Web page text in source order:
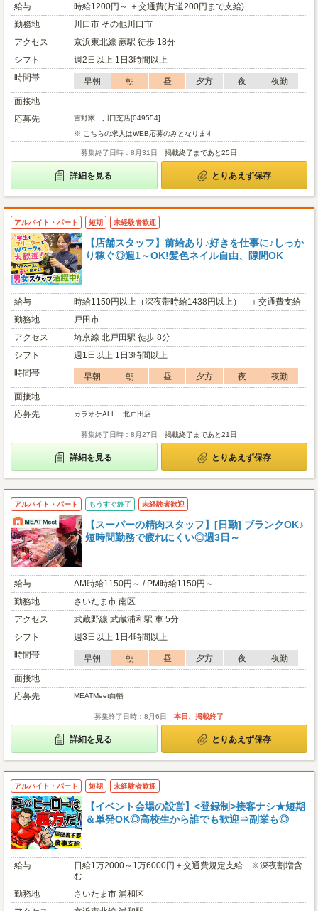
給与
時給1200円～ ＋交通費(片道200円まで支給)
勤務地
川口市 その他川口市
アクセス
京浜東北線 蕨駅 徒歩 18分
シフト
週2日以上 1日3時間以上
時間帯
早朝 朝 昼 夕方 夜
夜勤
面接地
応募先
吉野家 川口芝店[049554]
※ こちらの求人はWEB応募のみとなります
募集終了日時：8月31日 掲載終了まであと25日
詳細を見る とりあえず保存
アルバイト・パート 短期 未経験者歓迎
【店舗スタッフ】前給あり♪好きを仕事に♪しっか
り稼ぐ◎週1～OK!髪色ネイル自由、隙間OK
給与
時給1150円以上（深夜帯時給1438円以上） ＋交通費支給
勤務地
戸田市
アクセス
埼京線 北戸田駅 徒歩 8分
シフト
週1日以上 1日3時間以上
時間帯
早朝 朝 昼 夕方 夜
夜勤
面接地
応募先
カラオケALL 北戸田店
募集終了日時：8月27日 掲載終了まであと21日
詳細を見る とりあえず保存
アルバイト・パート もうすぐ終了 未経験者歓迎
【スーパーの精肉スタッフ】[日勤] ブランクOK♪
短時間勤務で疲れにくい◎週3日～
給与
AM時給1150円～ / PM時給1150円～
勤務地
さいたま市 南区
アクセス
武蔵野線 武蔵浦和駅 車 5分
シフト
週3日以上 1日4時間以上
時間帯
早朝 朝 昼 夕方 夜
夜勤
面接地
応募先
MEATMeet白幡
募集終了日時：8月6日 本日、掲載終了
詳細を見る とりあえず保存
アルバイト・パート 短期 未経験者歓迎
【イベント会場の設営】<登録制>接客ナシ★短期
＆単発OK◎高校生から誰でも歓迎⇒副業も◎
給与
日給1万2000～1万6000円＋交通費規定支給 ※深夜割増含
む
勤務地
さいたま市 浦和区